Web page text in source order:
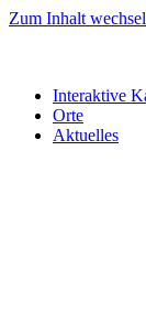
Zum Inhalt
Interaktive
Orte
Aktuelles